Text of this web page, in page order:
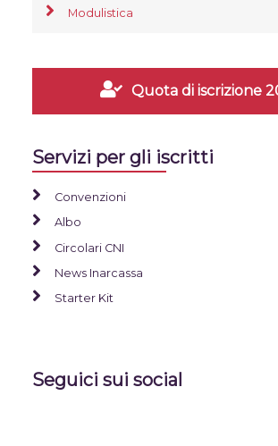
Modulistica
Quota di iscrizione
Servizi per gli iscritti
Convenzioni
Albo
Circolari CNI
News Inarcassa
Starter Kit
Seguici sui social